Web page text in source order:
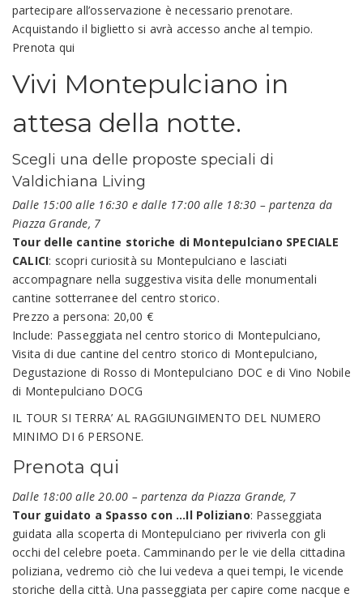
partecipare all’osservazione è necessario prenotare.
Acquistando il biglietto si avrà accesso anche al tempio.
Prenota qui
Vivi Montepulciano in
attesa della notte.
Scegli una delle proposte speciali di
Valdichiana Living
Dalle 15:00 alle 16:30 e dalle 17:00 alle 18:30 – partenza da
Piazza Grande, 7
Tour delle cantine storiche di Montepulciano SPECIALE
CALICI: scopri curiosità su Montepulciano e lasciati
accompagnare nella suggestiva visita delle monumentali
cantine sotterranee del centro storico.
Prezzo a persona: 20,00 €
Include: Passeggiata nel centro storico di Montepulciano,
Visita di due cantine del centro storico di Montepulciano,
Degustazione di Rosso di Montepulciano DOC e di Vino Nobile
di Montepulciano DOCG
IL TOUR SI TERRA’ AL RAGGIUNGIMENTO DEL NUMERO
MINIMO DI 6 PERSONE.
Prenota qui
Dalle 18:00 alle 20.00 – partenza da Piazza Grande, 7
Tour guidato a Spasso con …Il Poliziano: Passeggiata
guidata alla scoperta di Montepulciano per riviverla con gli
occhi del celebre poeta. Camminando per le vie della cittadina
poliziana, vedremo ciò che lui vedeva a quei tempi, le vicende
storiche della città. Una passeggiata per capire come nacque e